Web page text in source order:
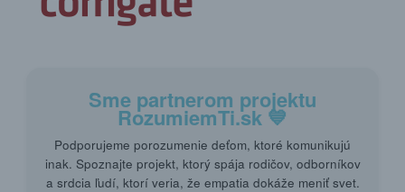
Sme partnerom projektu
RozumiemTi.sk💙
Podporujeme porozumenie deťom, ktoré komunikujú
inak. Spoznajte projekt, ktorý spája rodičov, odborníkov
a srdcia ľudí, ktorí veria, že empatia dokáže meniť svet.